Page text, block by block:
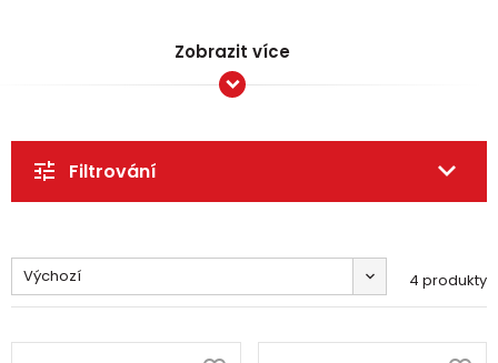
Zobrazit více
Filtrování
Výchozí 4 produkty